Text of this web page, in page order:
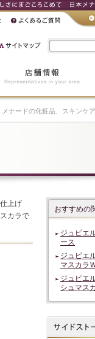
メナードの化粧品、スキンケ
上げ
カラで
おすすめの
ジュピエ
ース
ジュピエ
マスカラ
ジュピエ
シュマス